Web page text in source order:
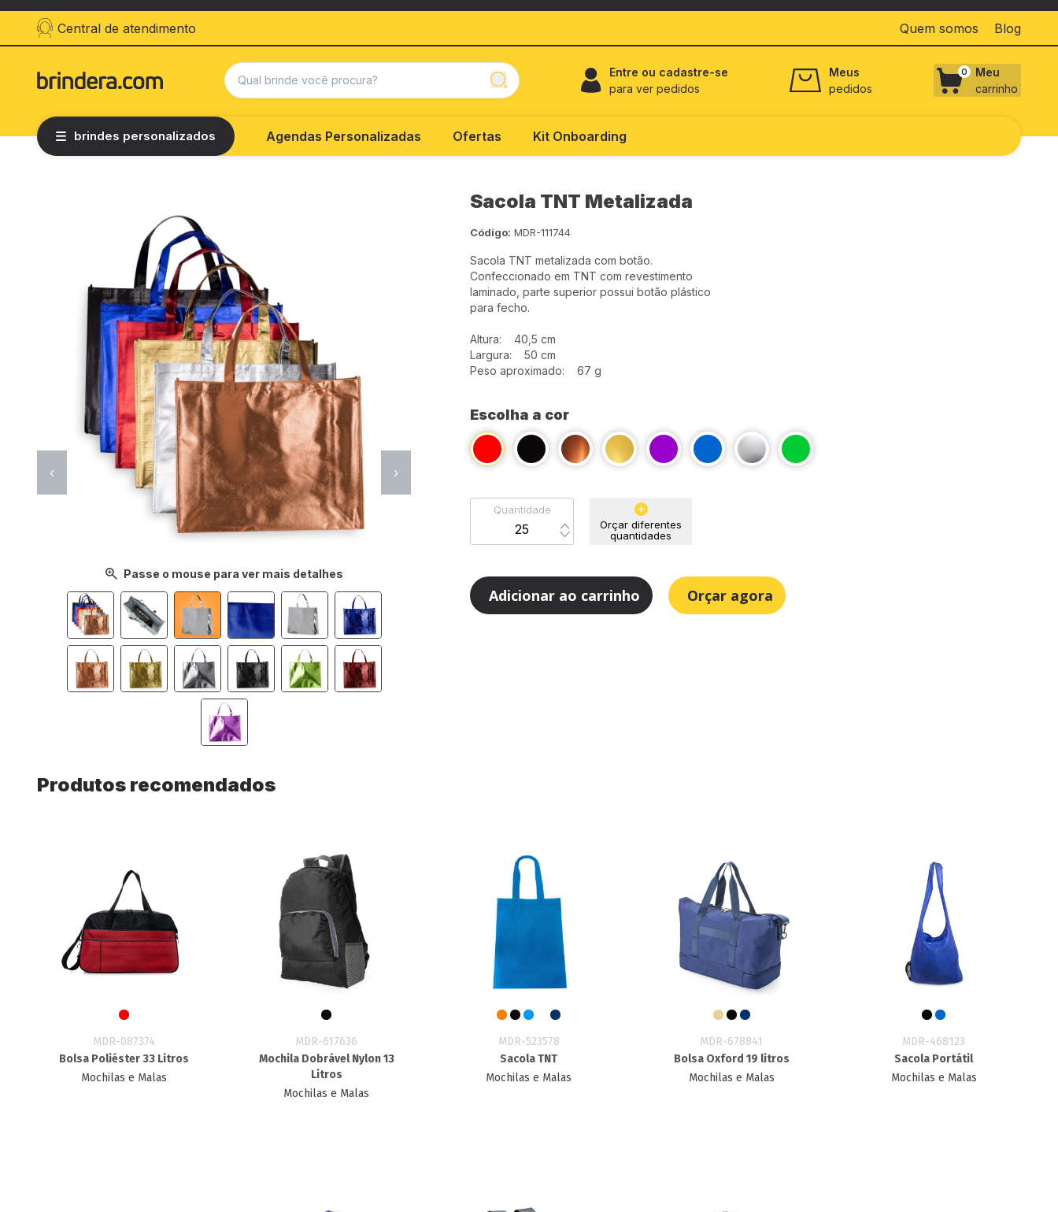
Central de atendimento Quem somos Blog
Entre ou cadastre-se
para ver pedidos
Meus
pedidos
0
Meu
carrinho
brindes personalizados Agendas Personalizadas Ofertas Kit Onboarding
Passe o mouse para ver mais detalhes
‹ ›
Sacola TNT Metalizada
Código: MDR-111744
Sacola TNT metalizada com botão.
Confeccionado em TNT com revestimento
laminado, parte superior possui botão plástico
para fecho.
Altura: 40,5 cm
Largura: 50 cm
Peso aproximado: 67 g
Escolha a cor
Quantidade
Orçar diferentes
quantidades
Adicionar ao carrinho Orçar agora
Produtos recomendados
MDR-087374
Bolsa Poliéster 33 Litros
Mochilas e Malas
MDR-617636
Mochila Dobrável Nylon 13
Litros
Mochilas e Malas
MDR-523578
Sacola TNT
Mochilas e Malas
MDR-678841
Bolsa Oxford 19 litros
Mochilas e Malas
MDR-468123
Sacola Portátil
Mochilas e Malas